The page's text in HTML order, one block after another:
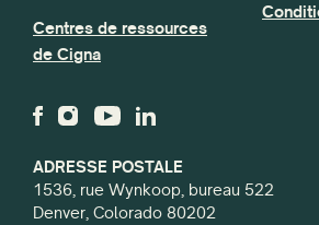
ADRESSE POSTALE
1536, rue Wynkoop, bureau 522
Denver, Colorado 80202
Centres de ressources
de Cigna